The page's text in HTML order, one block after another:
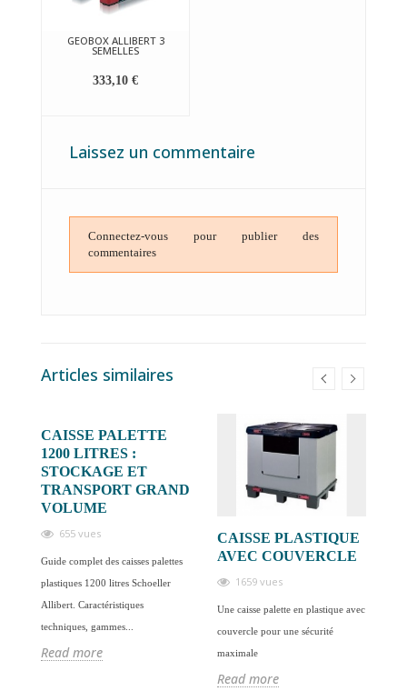
GEOBOX ALLIBERT 3
SEMELLES
333,10 €
Laissez un commentaire
Connectez-vous pour publier des
commentaires
Articles similaires
CAISSE PALETTE
1200 LITRES :
STOCKAGE ET
TRANSPORT GRAND
VOLUME
655 vues
Guide complet des caisses palettes
plastiques 1200 litres Schoeller
Allibert. Caractéristiques
techniques, gammes...
Read more
CAISSE PLASTIQUE
AVEC COUVERCLE
1659 vues
Une caisse palette en plastique avec
couvercle pour une sécurité
maximale
Read more